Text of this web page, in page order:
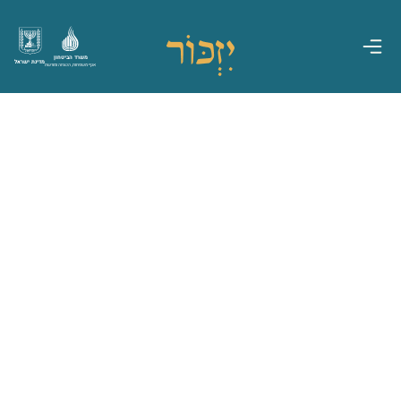
מדינת ישראל
משרד הביטחון
אגף משפחות, הנצחה ומורשת